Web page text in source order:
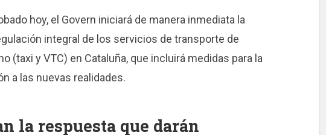
hoy, el Govern iniciará de manera inmediata la
integral de los servicios de transporte de
(taxi y VTC) en Cataluña, que incluirá medidas para la
a las nuevas realidades.
la respuesta que darán